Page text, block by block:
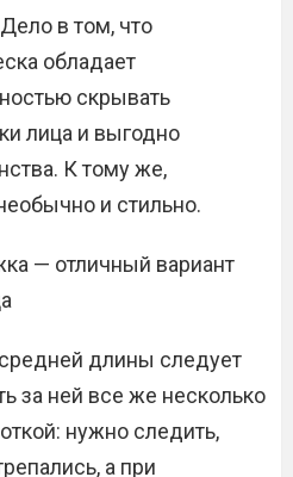
в том, что
обладает
скрывать
лица и выгодно
К тому же,
и стильно.
— отличный вариант
длины следует
за ней все же несколько
нужно следить,
а при